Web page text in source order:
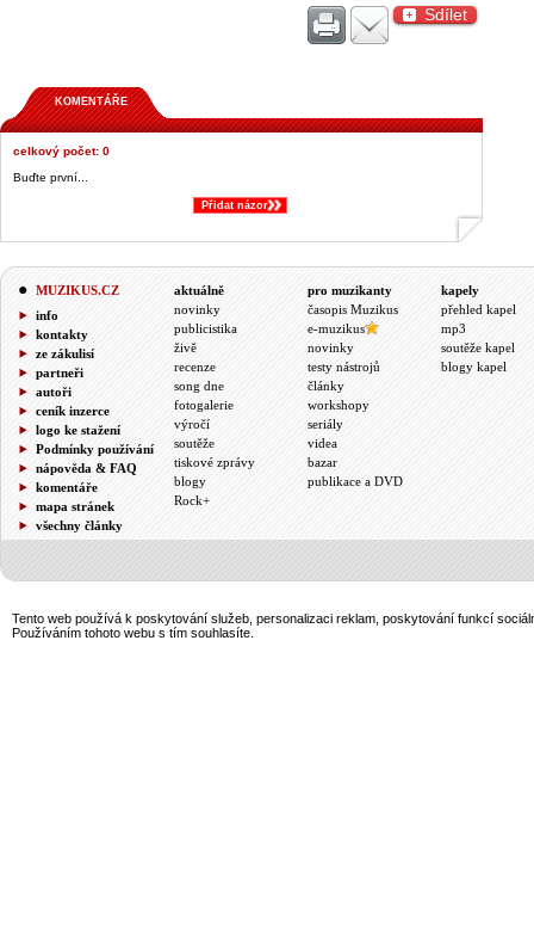
Sdílet
KOMENTÁŘE
celkový počet: 0
Buďte první...
Přidat názor
MUZIKUS.CZ
info
kontakty
ze zákulisí
partneři
autoři
ceník inzerce
logo ke stažení
Podmínky používání
nápověda & FAQ
komentáře
mapa stránek
všechny články
aktuálně
novinky
publicistika
živě
recenze
song dne
fotogalerie
výročí
soutěže
tiskové zprávy
blogy
Rock+
pro muzikanty
časopis Muzikus
e-muzikus
novinky
testy nástrojů
články
workshopy
seriály
videa
bazar
publikace a DVD
kapely
přehled kapel
mp3
soutěže kapel
blogy kapel
Tento web používá k poskytování služeb, personalizaci reklam, poskytování funkcí
Používáním tohoto webu s tím souhlasíte.